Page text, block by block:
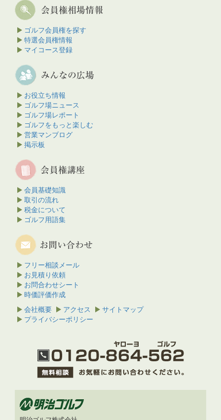
ゴルフ会員権を探す
特選会員権情報
マイコース登録
お役立ち情報
ゴルフ場ニュース
ゴルフ場レポート
ゴルフをもっと楽しむ
営業マンブログ
掲示板
会員基礎知識
取引の流れ
税金について
ゴルフ用語集
フリー相談メール
お見積り依頼
お問合わせシート
時価評価作成
会社概要
アクセス
サイトマップ
プライバシーポリシー